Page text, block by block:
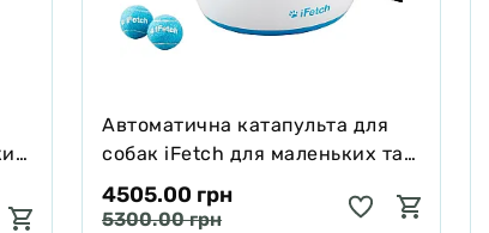
Автоматична катапульта для
собак iFetch для маленьких та
середніх порід
4505.00 грн
5300.00 грн